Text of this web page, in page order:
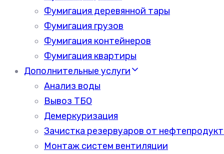
Фумигация деревянной тары
Фумигация грузов
Фумигация контейнеров
Фумигация квартиры
Дополнительные услуги
Анализ воды
Вывоз ТБО
Демеркуризация
Зачистка резервуаров от
Монтаж систем вентиляции